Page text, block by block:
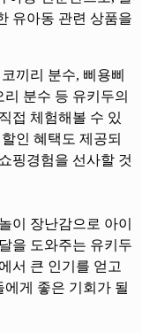
유아동 관련 상품을
끼리 분수, 삐용삐
분수 등 유키두의
접 체험해볼 수 있
인 혜택도 제공되
핑경험을 선사할 것
이 장난감으로 아이
을 도와주는 유키두
서 큰 인기를 얻고
게 좋은 기회가 될